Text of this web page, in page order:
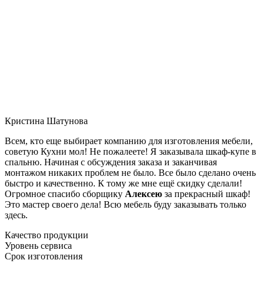
Кристина Шатунова
Всем, кто еще выбирает компанию для изготовления мебели,
советую Кухни мол! Не пожалеете! Я заказывала шкаф-купе в
спальню. Начиная с обсуждения заказа и заканчивая
монтажом никаких проблем не было. Все было сделано очень
быстро и качественно. К тому же мне ещё скидку сделали!
Огромное спасибо сборщику Алексею за прекрасный шкаф!
Это мастер своего дела! Всю мебель буду заказывать только
здесь.
Качество продукции
Уровень сервиса
Срок изготовления